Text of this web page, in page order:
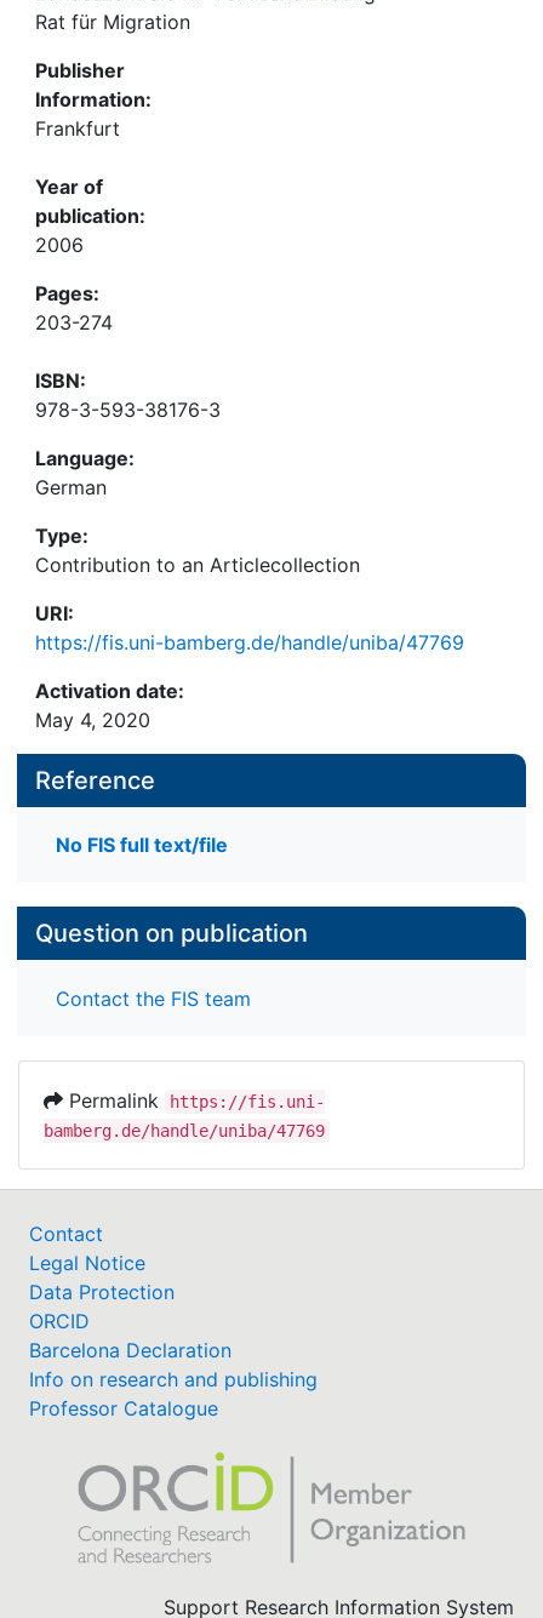
Rat für Migration
Publisher
Information:
Frankfurt
Year of
publication:
2006
Pages:
203-274
ISBN:
978-3-593-38176-3
Language:
German
Type:
Contribution to an Articlecollection
URI:
https://fis.uni-bamberg.de/handle/uniba/47769
Activation date:
May 4, 2020
Reference
No FIS full text/file
Question on publication
Contact the FIS team
Permalink
https://fis.uni-
bamberg.de/handle/uniba/47769
Contact
Legal Notice
Data Protection
ORCID
Barcelona Declaration
Info on research and publishing
Professor Catalogue
Support Research Information System